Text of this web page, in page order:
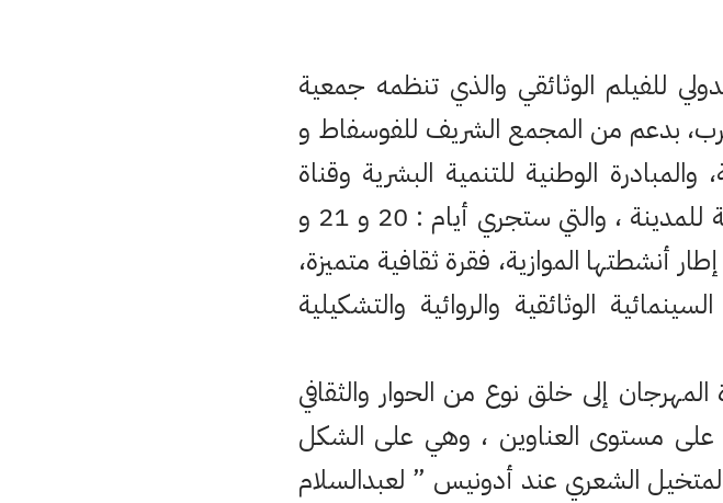
للفيلم الوثائقي والذي تنظمه جمعية
بدعم من المجمع الشريف للفوسفاط و
والمبادرة الوطنية للتنمية البشرية وقناة
الجزيرة الوثائقية، وبتعاون مع الجماعة الحضرية للمدينة ، والتي ستجري أيام : 20 و 21 و
وفي إطار أنشطتها الموازية، فقرة ثقافية متميزة،
الوثائقية والروائية والتشكيلية
إلى خلق نوع من الحوار والثقافي
على مستوى العناوين ، وهي على الشكل
الشعري عند أدونيس ” لعبدالسلام